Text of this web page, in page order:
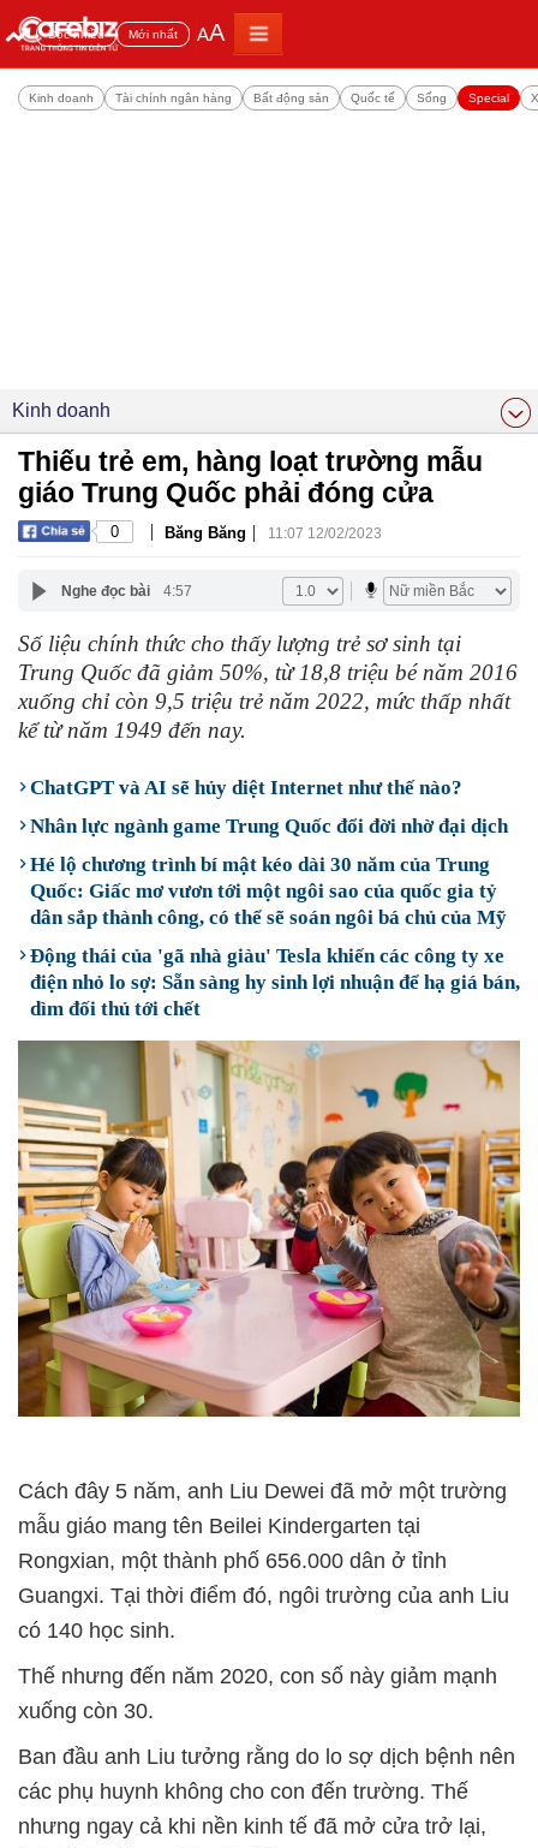
Đọc nhiều Mới nhất AA
Kinh doanh Tài chính ngân hàng Bất động sản Quốc tế Sống Special
Kinh doanh
Thiếu trẻ em, hàng loạt trường mẫu
giáo Trung Quốc phải đóng cửa
0 | Băng Băng | 11:07 12/02/2023
Nghe đọc bài 4:57
Số liệu chính thức cho thấy lượng trẻ sơ sinh tại
Trung Quốc đã giảm 50%, từ 18,8 triệu bé năm 2016
xuống chỉ còn 9,5 triệu trẻ năm 2022, mức thấp nhất
kể từ năm 1949 đến nay.
ChatGPT và AI sẽ hủy diệt Internet như thế nào?
Nhân lực ngành game Trung Quốc đổi đời nhờ đại dịch
Hé lộ chương trình bí mật kéo dài 30 năm của Trung
Quốc: Giấc mơ vươn tới một ngôi sao của quốc gia tỷ
dân sắp thành công, có thể sẽ soán ngôi bá chủ của Mỹ
Động thái của 'gã nhà giàu' Tesla khiến các công ty xe
điện nhỏ lo sợ: Sẵn sàng hy sinh lợi nhuận để hạ giá bán,
dìm đối thủ tới chết
Cách đây 5 năm, anh Liu Dewei đã mở một trường
mẫu giáo mang tên Beilei Kindergarten tại
Rongxian, một thành phố 656.000 dân ở tỉnh
Guangxi. Tại thời điểm đó, ngôi trường của anh Liu
có 140 học sinh.
Thế nhưng đến năm 2020, con số này giảm mạnh
xuống còn 30.
Ban đầu anh Liu tưởng rằng do lo sợ dịch bệnh nên
các phụ huynh không cho con đến trường. Thế
nhưng ngay cả khi nền kinh tế đã mở cửa trở lại,